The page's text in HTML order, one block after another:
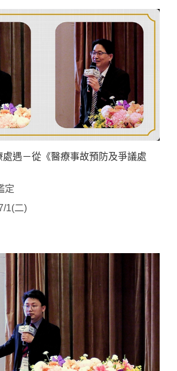
遇－從《醫療事故預防及爭議處
定
1(二)